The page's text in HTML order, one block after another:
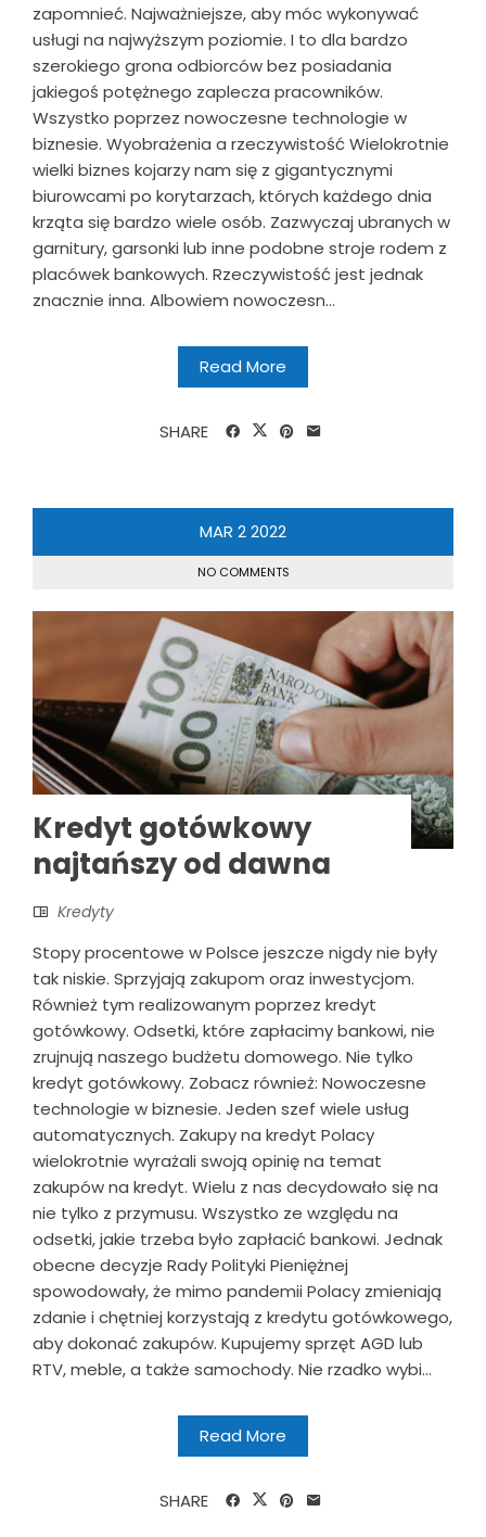
zapomnieć. Najważniejsze, aby móc wykonywać
usługi na najwyższym poziomie. I to dla bardzo
szerokiego grona odbiorców bez posiadania
jakiegoś potężnego zaplecza pracowników.
Wszystko poprzez nowoczesne technologie w
biznesie. Wyobrażenia a rzeczywistość Wielokrotnie
wielki biznes kojarzy nam się z gigantycznymi
biurowcami po korytarzach, których każdego dnia
krząta się bardzo wiele osób. Zazwyczaj ubranych w
garnitury, garsonki lub inne podobne stroje rodem z
placówek bankowych. Rzeczywistość jest jednak
znacznie inna. Albowiem nowoczesn...
Read More
SHARE
MAR 22022
NO COMMENTS
Kredyt gotówkowy
najtańszy od dawna
Kredyty
Stopy procentowe w Polsce jeszcze nigdy nie były
tak niskie. Sprzyjają zakupom oraz inwestycjom.
Również tym realizowanym poprzez kredyt
gotówkowy. Odsetki, które zapłacimy bankowi, nie
zrujnują naszego budżetu domowego. Nie tylko
kredyt gotówkowy. Zobacz również: Nowoczesne
technologie w biznesie. Jeden szef wiele usług
automatycznych. Zakupy na kredyt Polacy
wielokrotnie wyrażali swoją opinię na temat
zakupów na kredyt. Wielu z nas decydowało się na
nie tylko z przymusu. Wszystko ze względu na
odsetki, jakie trzeba było zapłacić bankowi. Jednak
obecne decyzje Rady Polityki Pieniężnej
spowodowały, że mimo pandemii Polacy zmieniają
zdanie i chętniej korzystają z kredytu gotówkowego,
aby dokonać zakupów. Kupujemy sprzęt AGD lub
RTV, meble, a także samochody. Nie rzadko wybi...
Read More
SHARE